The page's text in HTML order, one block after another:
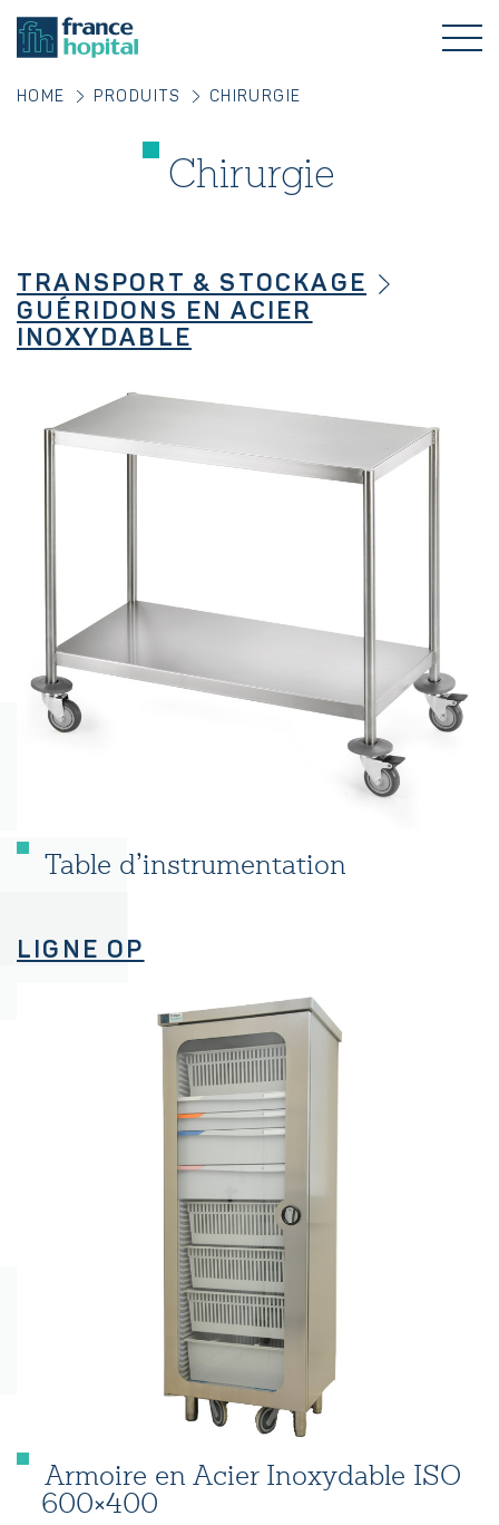
HOME PRODUITS CHIRURGIE
Chirurgie
TRANSPORT & STOCKAGE
GUÉRIDONS EN ACIER
INOXYDABLE
Table d’instrumentation
LIGNE OP
Armoire en Acier Inoxydable ISO
600×400